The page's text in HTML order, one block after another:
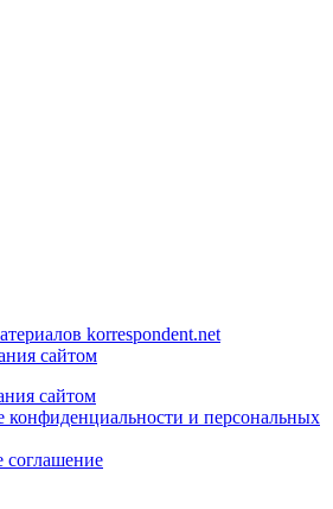
korrespondent.net
сайтом
сайтом
конфиденциальности и персональных
соглашение